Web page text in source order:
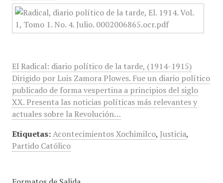
El Radical: diario político de la tarde, (1914-1915)
Dirigido por Luis Zamora Plowes. Fue un diario político
publicado de forma vespertina a principios del siglo
XX. Presenta las noticias políticas más relevantes y
actuales sobre la Revolución…
Etiquetas: Acontecimientos Xochimilco, Justicia,
Partido Católico